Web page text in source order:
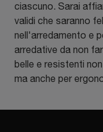
ciascuno. Sarai
validi che saranno
nell'arredamento e
arredative da non
belle e resistenti
ma anche per